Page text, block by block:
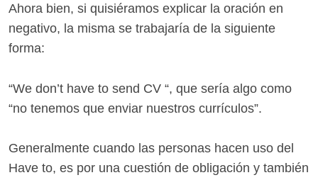
Ahora bien, si quisiéramos explicar la oración en
negativo, la misma se trabajaría de la siguiente
forma:
“We don’t have to send CV “, que sería algo como
“no tenemos que enviar nuestros currículos”.
Generalmente cuando las personas hacen uso del
Have to, es por una cuestión de obligación y también